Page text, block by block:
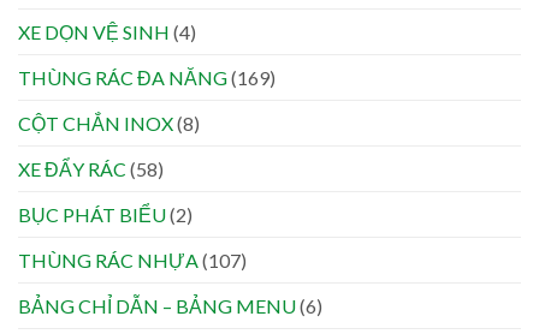
XE DỌN VỆ SINH (4)
THÙNG RÁC ĐA NĂNG(169)
CỘT CHẮN INOX(8)
XE ĐẨY RÁC (58)
BỤC PHÁT BIỂU(2)
THÙNG RÁC NHỰA(107)
BẢNG CHỈ DẪN – BẢNG MENU(6)